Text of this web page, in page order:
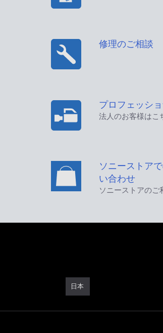
修理のご相談
プロフェッシ
法人のお客様はこ
ソニーストア
い合わせ
ソニーストアのご
日本